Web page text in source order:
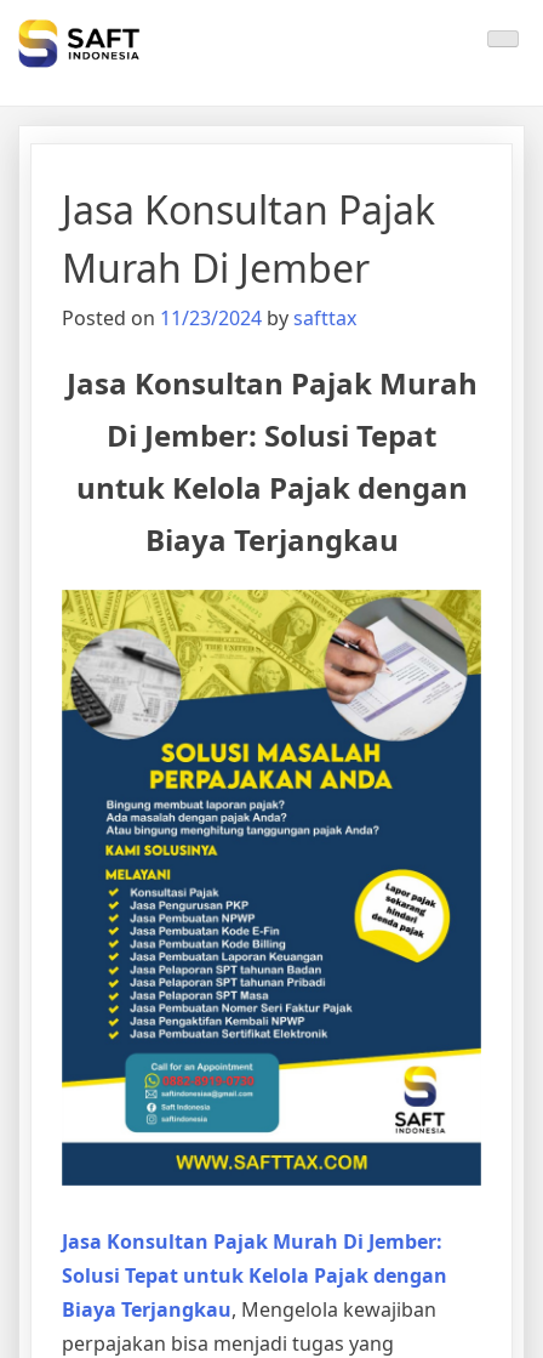
Solisi Perjakan Anda
Jasa Konsultan Pajak
Murah Di Jember
Posted on 11/23/2024 bysafttax
Jasa Konsultan Pajak Murah
Di Jember: Solusi Tepat
untuk Kelola Pajak dengan
Biaya Terjangkau
Jasa Konsultan Pajak Murah Di Jember:
Solusi Tepat untuk Kelola Pajak dengan
Biaya Terjangkau, Mengelola kewajiban
perpajakan bisa menjadi tugas yang